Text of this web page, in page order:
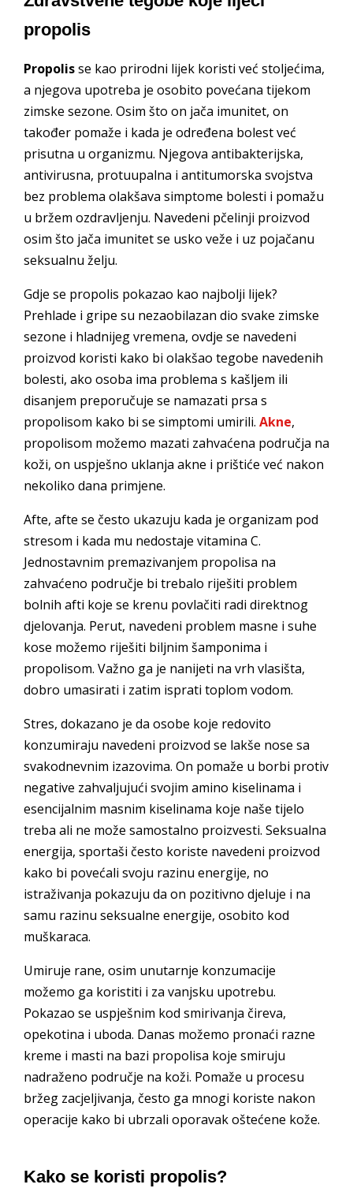
propolis
Propolisse kao prirodni lijek koristi već stoljećima,
a njegova upotreba je osobito povećana tijekom
zimske sezone. Osim što on jača imunitet, on
također pomaže i kada je određena bolest već
prisutna u organizmu. Njegova antibakterijska,
antivirusna, protuupalna i antitumorska svojstva
bez problema olakšava simptome bolesti i pomažu
u bržem ozdravljenju. Navedeni pčelinji proizvod
osim što jača imunitet se usko veže i uz pojačanu
seksualnu želju.
Gdje se propolis pokazao kao najbolji lijek?
Prehlade i gripe su nezaobilazan dio svake zimske
sezone i hladnijeg vremena, ovdje se navedeni
proizvod koristi kako bi olakšao tegobe navedenih
bolesti, ako osoba ima problema s kašljem ili
disanjem preporučuje se namazati prsa s
propolisom kako bi se simptomi umirili. Akne,
propolisom možemo mazati zahvaćena područja na
koži, on uspješno uklanja akne i prištiće već nakon
nekoliko dana primjene.
Afte, afte se često ukazuju kada je organizam pod
stresom i kada mu nedostaje vitamina C.
Jednostavnim premazivanjem propolisa na
zahvaćeno područje bi trebalo riješiti problem
bolnih afti koje se krenu povlačiti radi direktnog
djelovanja. Perut, navedeni problem masne i suhe
kose možemo riješiti biljnim šamponima i
propolisom. Važno ga je nanijeti na vrh vlasišta,
dobro umasirati i zatim isprati toplom vodom.
Stres, dokazano je da osobe koje redovito
konzumiraju navedeni proizvod se lakše nose sa
svakodnevnim izazovima. On pomaže u borbi protiv
negative zahvaljujući svojim amino kiselinama i
esencijalnim masnim kiselinama koje naše tijelo
treba ali ne može samostalno proizvesti. Seksualna
energija, sportaši često koriste navedeni proizvod
kako bi povećali svoju razinu energije, no
istraživanja pokazuju da on pozitivno djeluje i na
samu razinu seksualne energije, osobito kod
muškaraca.
Umiruje rane, osim unutarnje konzumacije
možemo ga koristiti i za vanjsku upotrebu.
Pokazao se uspješnim kod smirivanja čireva,
opekotina i uboda. Danas možemo pronaći razne
kreme i masti na bazi propolisa koje smiruju
nadraženo područje na koži. Pomaže u procesu
bržeg zacjeljivanja, često ga mnogi koriste nakon
operacije kako bi ubrzali oporavak oštećene kože.
Kako se koristi propolis?